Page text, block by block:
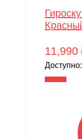
11,990
Доступно: